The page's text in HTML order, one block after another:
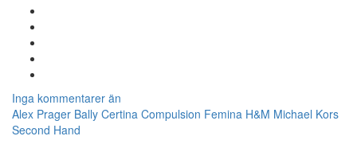
Inga kommentarer än
Alex Prager Bally Certina Compulsion Femina H&M Michael Kors
Second Hand